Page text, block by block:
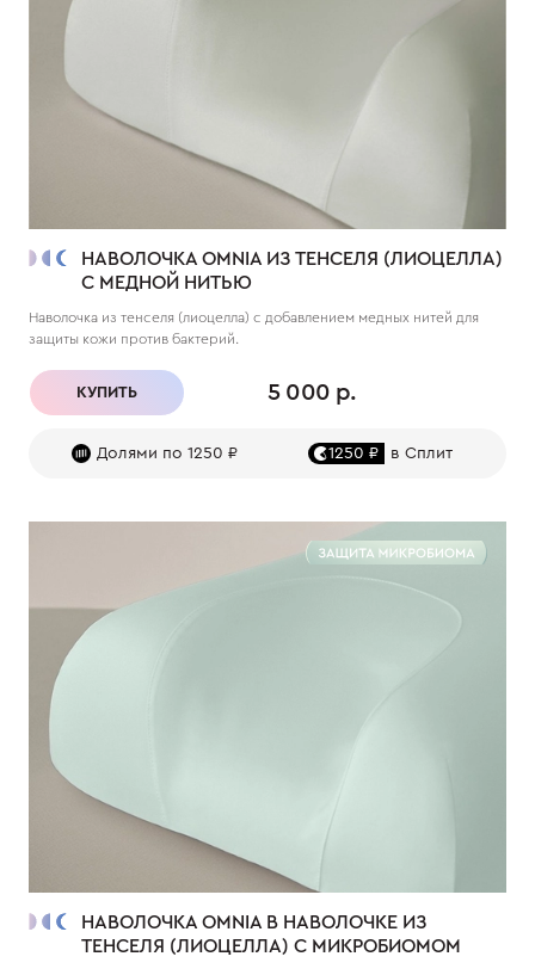
НАВОЛОЧКА OMNIA ИЗ ТЕНСЕЛЯ (ЛИОЦЕЛЛА)
С МЕДНОЙ НИТЬЮ
Наволочка из тенселя (лиоцелла) с добавлением медных нитей для
защиты кожи против бактерий.
КУПИТЬ 5 000 р.
Долями по 1250 ₽ 1250 ₽ в Сплит
НАВОЛОЧКА OMNIA В НАВОЛОЧКЕ ИЗ
ТЕНСЕЛЯ (ЛИОЦЕЛЛА) С МИКРОБИОМОМ